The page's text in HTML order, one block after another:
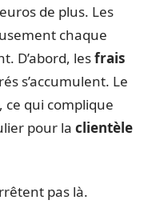
de plus. Les
chaque
D’abord, lesfrais
s’accumulent. Le
ce qui complique
pour la clientèle
pas là.